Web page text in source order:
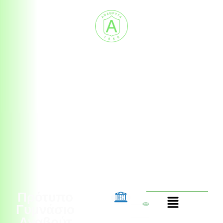
Πρότυπο
Γυμνάσιο
_
_
__
_